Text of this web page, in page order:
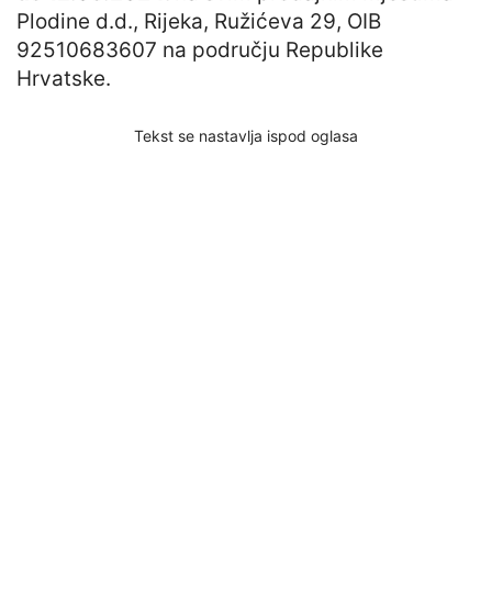
Plodine d.d., Rijeka, Ružićeva 29, OIB
92510683607 na području Republike
Hrvatske.
Tekst se nastavlja ispod oglasa